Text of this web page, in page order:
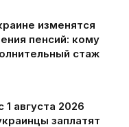
изменятся
пенсий: кому
стаж
1 августа 2026
заплатят